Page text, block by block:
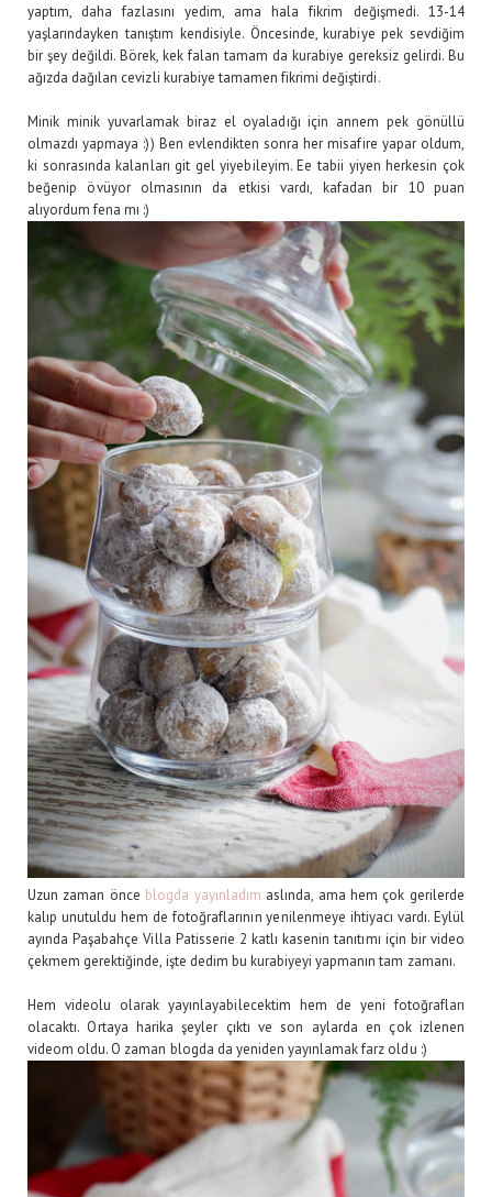
yaptım, daha fazlasını yedim, ama hala fikrim değişmedi. 13-14
yaşlarındayken tanıştım kendisiyle. Öncesinde, kurabiye pek sevdiğim
bir şey değildi. Börek, kek falan tamam da kurabiye gereksiz gelirdi. Bu
ağızda dağılan cevizli kurabiye tamamen fikrimi değiştirdi.
Minik minik yuvarlamak biraz el oyaladığı için annem pek gönüllü
olmazdı yapmaya :)) Ben evlendikten sonra her misafire yapar oldum,
ki sonrasında kalanları git gel yiyebileyim. Ee tabii yiyen herkesin çok
beğenip övüyor olmasının da etkisi vardı, kafadan bir 10 puan
alıyordum fena mı :)
Uzun zaman önce blogda yayınladım aslında, ama hem çok gerilerde
kalıp unutuldu hem de fotoğraflarının yenilenmeye ihtiyacı vardı. Eylül
ayında Paşabahçe Villa Patisserie 2 katlı kasenin tanıtımı için bir video
çekmem gerektiğinde, işte dedim bu kurabiyeyi yapmanın tam zamanı.
Hem videolu olarak yayınlayabilecektim hem de yeni fotoğrafları
olacaktı. Ortaya harika şeyler çıktı ve son aylarda en çok izlenen
videom oldu. O zaman blogda da yeniden yayınlamak farz oldu :)